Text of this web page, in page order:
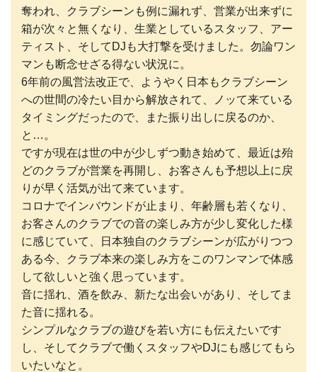
奪われ、クラブシーンも例に漏れず、営業が出来ずに
箱が次々と無くなり、生業としているスタッフ、アー
ティスト、そしてDJも大打撃を受けました。勿論ワン
マンも断念せざる得ない状況に。
6年前の風営法改正で、ようやく日本もクラブシーン
への世間の冷たい目から解放されて、ノッて来ている
タイミングだったので、また振り出しに戻るのか、
と…。
ですが現在は世の中が少しずつ動き始めて、最近は殆
どのクラブが営業を再開し、お客さんも予想以上に戻
りが早く活気が出て来ています。
コロナでインバウンドが止まり、年齢層も若くなり、
お客さんのクラブでの音の楽しみ方が少し変化した様
に感じていて、日本独自のクラブシーンが広がりつつ
ある今、クラブ本来の楽しみ方をこのワンマンで体感
して欲しいと強く思っています。
音に揺れ、酒を飲み、新たな出会いがあり、そしてま
た音に揺れる。
シンプルなクラブの遊びを若い方にも伝えたいです
し、そしてクラブで働くスタッフやDJにも感じてもら
いたいなと。